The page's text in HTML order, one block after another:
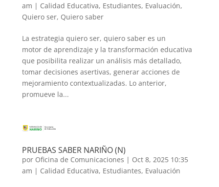
am | Calidad Educativa, Estudiantes, Evaluación,
Quiero ser, Quiero saber
La estrategia quiero ser, quiero saber es un
motor de aprendizaje y la transformación educativa
que posibilita realizar un análisis más detallado,
tomar decisiones asertivas, generar acciones de
mejoramiento contextualizadas. Lo anterior,
promueve la...
PRUEBAS SABER NARIÑO (N)
por Oficina de Comunicaciones | Oct 8, 2025 10:35
am | Calidad Educativa, Estudiantes, Evaluación